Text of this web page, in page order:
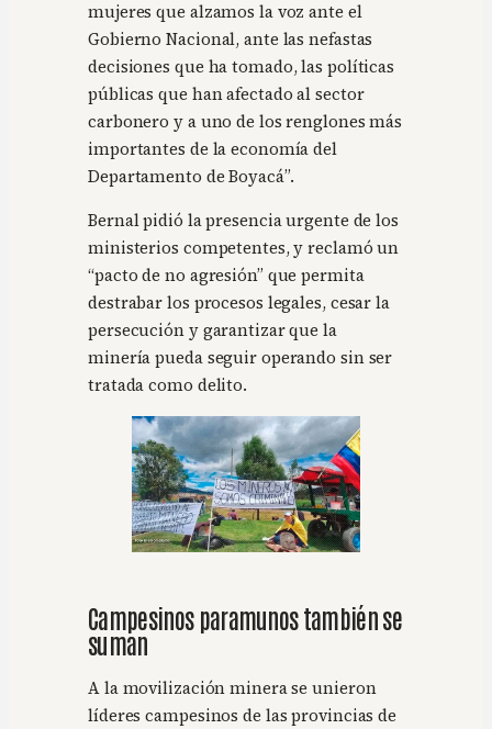
mujeres que alzamos la voz ante el
Gobierno Nacional, ante las nefastas
decisiones que ha tomado, las políticas
públicas que han afectado al sector
carbonero y a uno de los renglones más
importantes de la economía del
Departamento de Boyacá”.
Bernal pidió la presencia urgente de los
ministerios competentes, y reclamó un
“pacto de no agresión” que permita
destrabar los procesos legales, cesar la
persecución y garantizar que la
minería pueda seguir operando sin ser
tratada como delito.
Campesinos paramunos también se
suman
A la movilización minera se unieron
líderes campesinos de las provincias de